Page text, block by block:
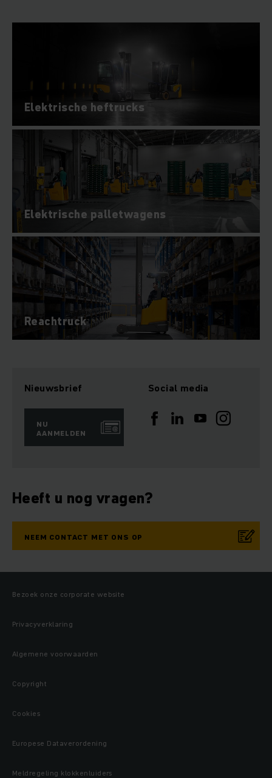
Elektrische heftrucks
Elektrische palletwagens
Reachtruck
Nieuwsbrief
NU
AANMELDEN
Social media
Heeft u nog vragen?
NEEM CONTACT MET ONS OP
Bezoek onze corporate website
Privacyverklaring
Algemene voorwaarden
Copyright
Cookies
Europese Dataverordening
Meldregeling klokkenluiders